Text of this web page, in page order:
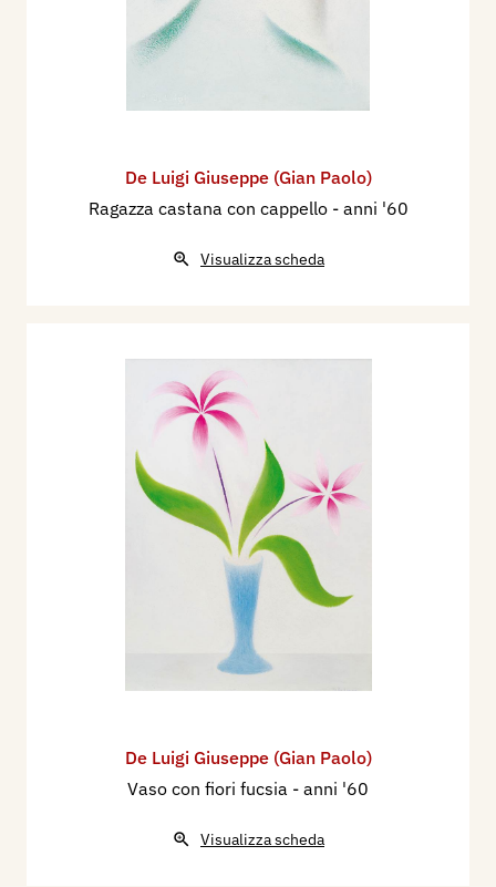
De Luigi Giuseppe (Gian Paolo)
Ragazza castana con cappello - anni '60
Visualizza scheda
De Luigi Giuseppe (Gian Paolo)
Vaso con fiori fucsia - anni '60
Visualizza scheda